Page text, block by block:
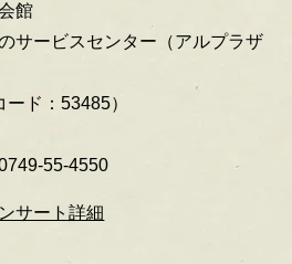
館
サービスセンター（アルプラザ
ド：53485）
55-4550
サート詳細